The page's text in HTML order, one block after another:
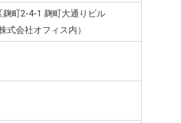
麹町2-4-1 麹町大通りビル
式会社オフィス内）